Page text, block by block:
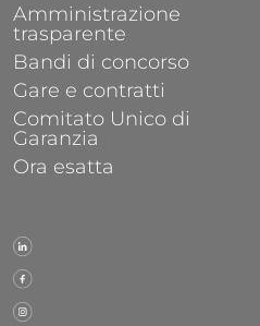
Amministrazione
trasparente
Bandi di concorso
Gare e contratti
Comitato Unico di
Garanzia
Ora esatta